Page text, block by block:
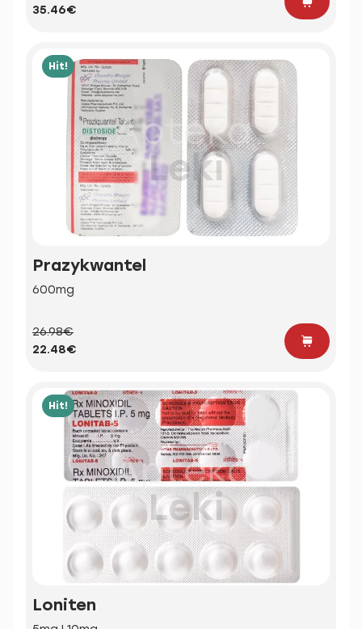
35.46€
Hit!
Prazykwantel
600mg
26.98€
22.48€
Hit!
Loniten